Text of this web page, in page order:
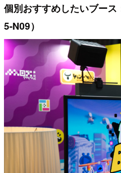
個別おすすめしたいブー
5-N09）